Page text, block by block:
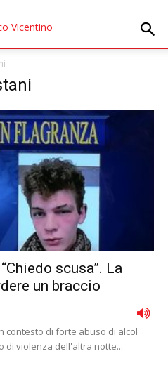
scusa”. La
un braccio
contesto di forte abuso di alcol
di violenza dell'altra notte...